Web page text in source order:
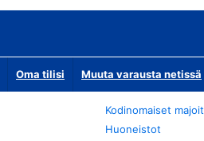
Oma tilisi Muuta varausta netissä
Kodinomaiset
Huoneistot